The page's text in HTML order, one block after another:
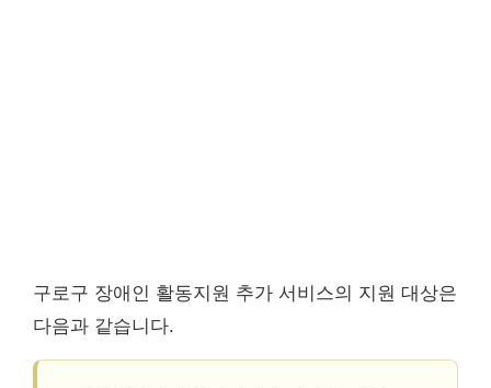
구로구 장애인 활동지원 추가 서비스의 지원 대상은
다음과 같습니다.